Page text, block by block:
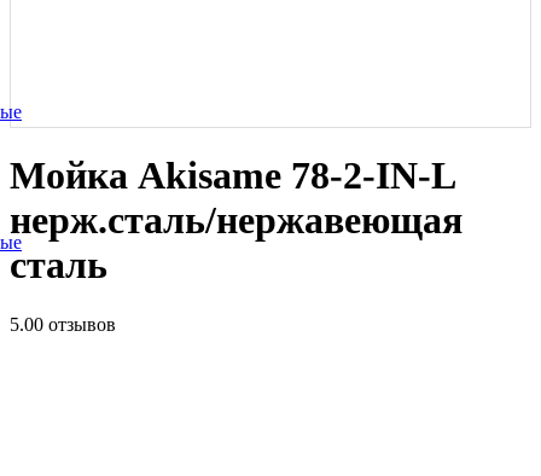
Мойка Akisame 78-2-IN-L
нерж.сталь/нержавеющая
сталь
5.00 отзывов